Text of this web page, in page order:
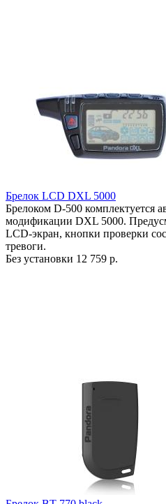
Брелок LCD DXL 5000
Брелоком D-500 комплектуется
модификации DXL 5000.
LCD-экран, кнопки проверки
тревоги.
Без установки 12 759 р.